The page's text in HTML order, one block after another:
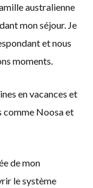
australienne
mon séjour. Je
et nous
moments.
en vacances et
comme Noosa et
de mon
le système